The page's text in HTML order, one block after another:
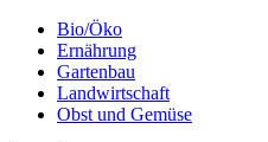
Bio/Öko
Ernährung
Gartenbau
Landwirtschaft
Obst und Gemüse